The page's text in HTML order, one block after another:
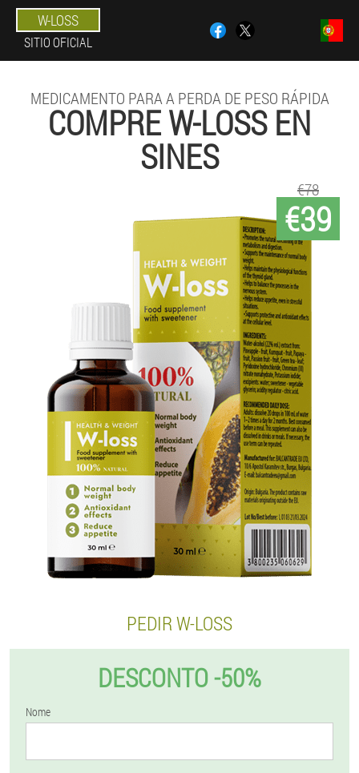
W-LOSS
SITIO OFICIAL
MEDICAMENTO PARA A PERDA DE PESO RÁPIDA
COMPRE W-LOSS EN
SINES
€39
€78
PEDIR W-LOSS
DESCONTO -50%
Nome